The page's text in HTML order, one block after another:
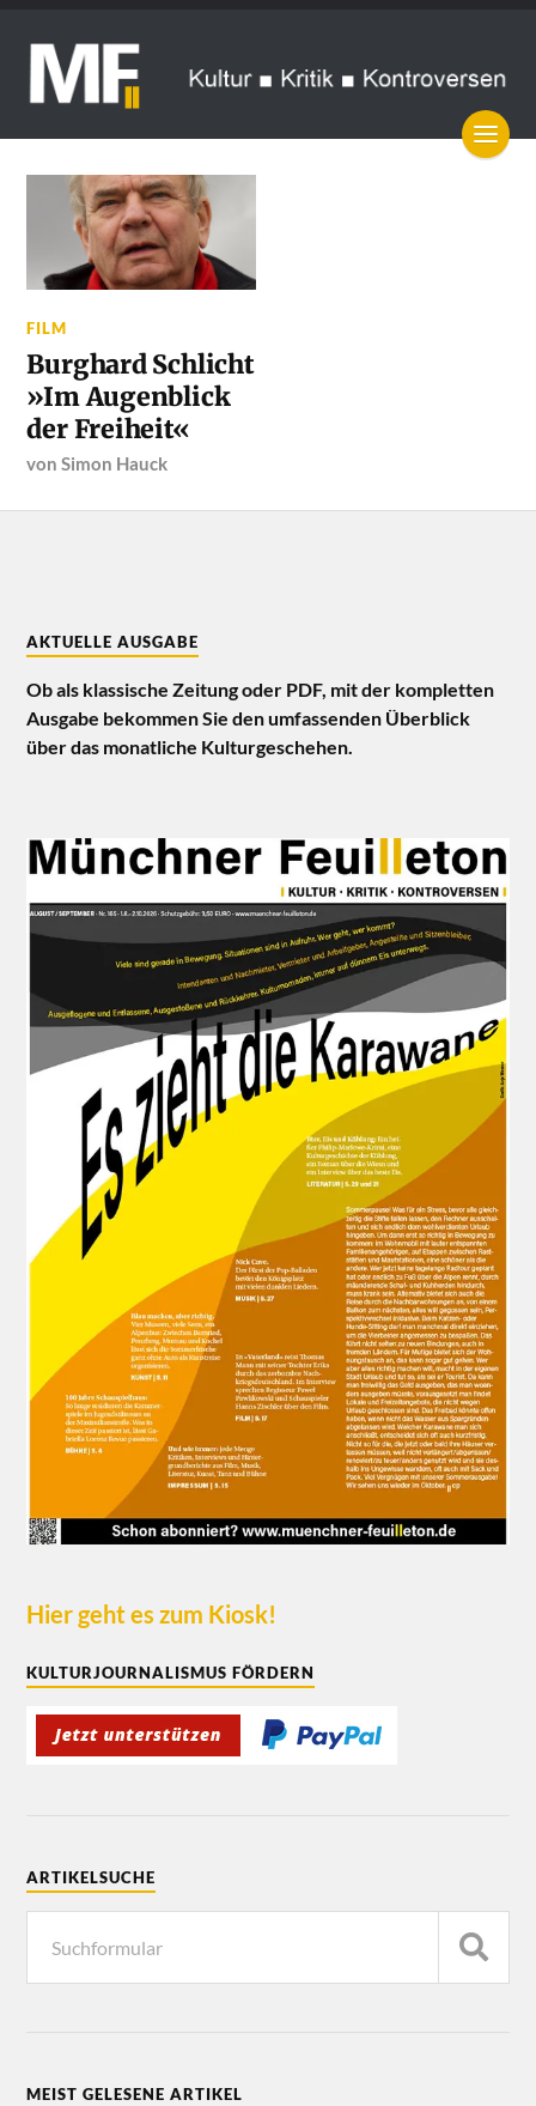
FILM
Burghard Schlicht
»Im Augenblick
der Freiheit«
vonSimon Hauck
AKTUELLE AUSGABE
Ob als klassische Zeitung oder PDF, mit der kompletten
Ausgabe bekommen Sie den umfassenden Überblick
über das monatliche Kulturgeschehen.
Hier geht es zum Kiosk!
KULTURJOURNALISMUS FÖRDERN
ARTIKELSUCHE
MEIST GELESENE ARTIKEL